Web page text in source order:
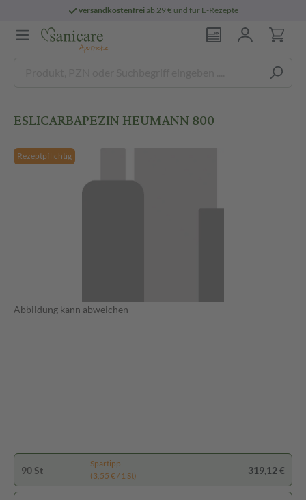
versandkostenfreiab 29 € und für E-Rezepte
ESLICARBAPEZIN HEUMANN 800
Rezeptpflichtig
Abbildung kann abweichen
90 St
Spartipp
(3,55 € / 1 St)
319,12 €